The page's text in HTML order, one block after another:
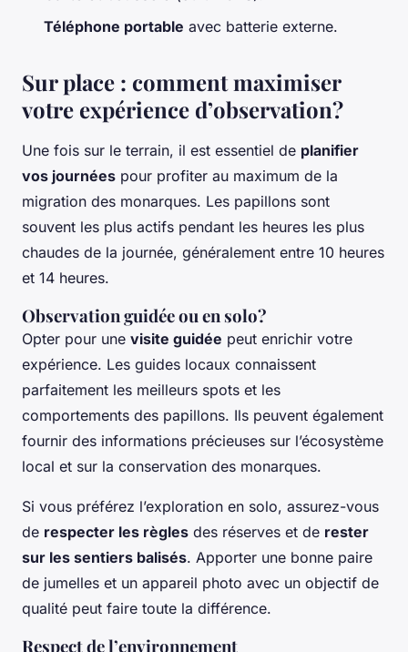
Téléphone portable avec batterie externe.
Sur place : comment maximiser
votre expérience d’observation?
Une fois sur le terrain, il est essentiel de planifier
vos journées pour profiter au maximum de la
migration des monarques. Les papillons sont
souvent les plus actifs pendant les heures les plus
chaudes de la journée, généralement entre 10 heures
et 14 heures.
Observation guidée ou en solo?
Opter pour une visite guidée peut enrichir votre
expérience. Les guides locaux connaissent
parfaitement les meilleurs spots et les
comportements des papillons. Ils peuvent également
fournir des informations précieuses sur l’écosystème
local et sur la conservation des monarques.
Si vous préférez l’exploration en solo, assurez-vous
de respecter les règles des réserves et de rester
sur les sentiers balisés. Apporter une bonne paire
de jumelles et un appareil photo avec un objectif de
qualité peut faire toute la différence.
Respect de l’environnement